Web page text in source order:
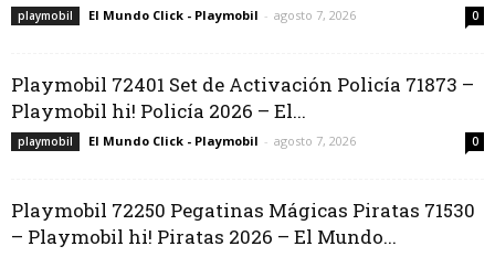
playmobil El Mundo Click - Playmobil - agosto 7, 2026 0
Playmobil 72401 Set de Activación Policía 71873 –
Playmobil hi! Policía 2026 – El...
playmobil El Mundo Click - Playmobil - agosto 7, 2026 0
Playmobil 72250 Pegatinas Mágicas Piratas 71530
– Playmobil hi! Piratas 2026 – El Mundo...